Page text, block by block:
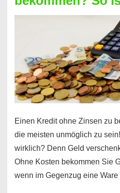
für
jeden
erfahren
Sie
es
Einen Kredit ohne Zinsen zu
die meisten unmöglich zu
wirklich? Denn Geld
Ohne Kosten bekommen Sie
wenn im Gegenzug eine